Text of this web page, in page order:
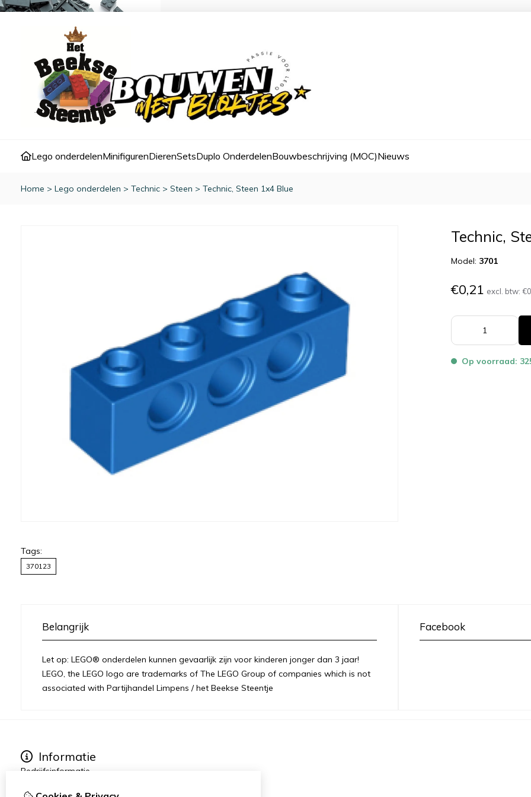
Lego onderdelenMinifigurenDierenSetsDuplo OnderdelenBouwbeschrijving (MOC)Nieuws
Home > Lego onderdelen > Technic > Steen > Technic, Steen 1x4 Blue
Technic,
Model: 3701
€0,21 excl. btw:
Op voorraad:
Tags:
370123
Belangrijk
Let op: LEGO® onderdelen kunnen gevaarlijk zijn voor kinderen jonger dan 3 jaar!
LEGO, the LEGO logo are trademarks of The LEGO Group of companies which is not
associated with Partijhandel Limpens / het Beekse Steentje
Facebook
Informatie
Bedrijfsinformatie